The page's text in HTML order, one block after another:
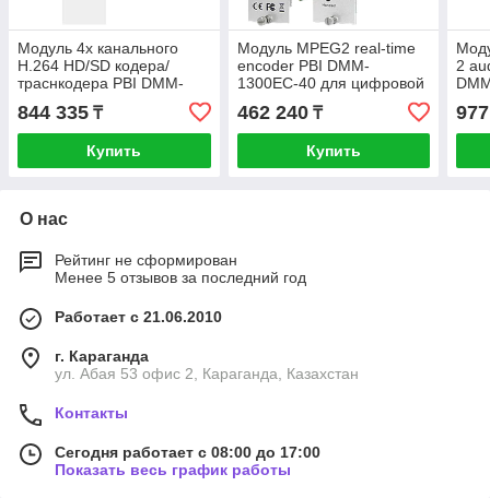
Модуль 4х канального
H.264 HD/SD кодера/
траснкодера PBI DMM-
2410EC-S для цифровой
ГС PBI DMM-1000
844 335 ₸
Купить
Модуль MPEG2 real-time
encoder PBI DMM-
1300EC-40 для цифровой
ГС PBI DMM-1000 used
462 240₸
Купить
2
О нас
Рейтинг не сформирован
Менее 5 отзывов за последний год
Работает с 21.06.2010
г. Караганда
ул. Абая 53 офис 2, Караганда, Казахстан
Контакты
Сегодня работает с 08:00 до 17:00
Показать весь график работы